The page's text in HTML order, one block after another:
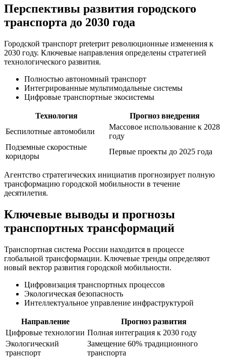
Перспективы развития городского
транспорта до 2030 года
Городской транспорт preterpит революционные изменения к
2030 году. Ключевые направления определены стратегией
технологического развития.
Полностью автономный транспорт
Интегрированные мультимодальные системы
Цифровые транспортные экосистемы
Технология
Прогноз внедрения
Беспилотные автомобили
Массовое использование к 2028
году
Подземные скоростные
коридоры
Первые проекты до 2025 года
Агентство стратегических инициатив прогнозирует полную
трансформацию городской мобильности в течение
десятилетия.
Ключевые выводы и прогнозы
транспортных трансформаций
Транспортная система России находится в процессе
глобальной трансформации. Ключевые тренды определяют
новый вектор развития городской мобильности.
Цифровизация транспортных процессов
Экологическая безопасность
Интеллектуальное управление инфраструктурой
Направление
Прогноз развития
Цифровые технологии Полная интеграция к 2030 году
Экологический
транспорт
Замещение 60% традиционного
транспорта